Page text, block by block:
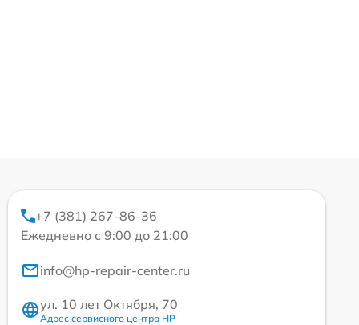
+7 (381) 267-86-36
Ежедневно с 9:00 до 21:00
info@hp-repair-center.ru
ул. 10 лет Октября, 70
Адрес сервисного центра HP